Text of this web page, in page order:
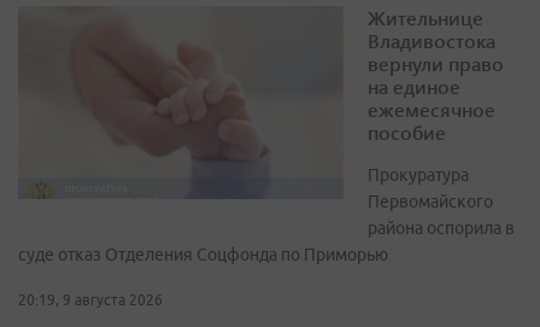
Жительнице
Владивостока
вернули право
на единое
ежемесячное
пособие
Прокуратура
Первомайского
района оспорила в
суде отказ Отделения Соцфонда по Приморью
20:19, 9 августа 2026